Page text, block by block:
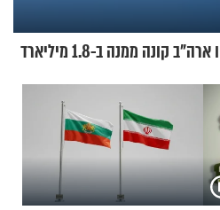
סירבו למכור לישראל - עכשיו ארה"ב קונה ממנה ב-1.8 מיליארד